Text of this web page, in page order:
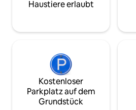
Haustiere erlaubt
Kostenloser
Parkplatz auf dem
Grundstück